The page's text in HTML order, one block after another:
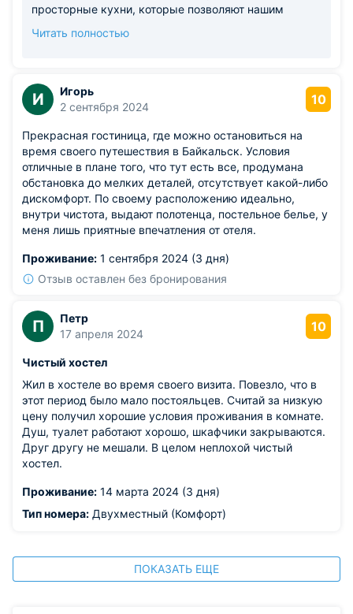
просторные кухни, которые позволяют нашим
принадлежности для готовки. Очень приятно
пребывание. Мы также гордимся тем, что можем
предложить нашим гостям превосходные условия,
такие как скидка на подъемники горы Соболиная и
доступ к бассейну, которые делают отдых еще
более приятным и насыщенным. Ваши слова
вдохновляют нашу команду продолжать
поддерживать высокий уровень сервиса. Мы
надеемся, что вы вернетесь к нам и снова ощутите
удовольствие от пребывания. Спасибо, что
поделились своим опытом и выбрали наш хостел
руководитель СПиР Елена Заплетина.
Читать полностью
И
Игорь
2 сентября 2024
10
Прекрасная гостиница, где можно остановиться на
время своего путешествия в Байкальск. Условия
отличные в плане того, что тут есть все, продумана
обстановка до мелких деталей, отсутствует какой-либо
дискомфорт. По своему расположению идеально,
внутри чистота, выдают полотенца, постельное белье, у
меня лишь приятные впечатления от отеля.
Проживание: 1 сентября 2024 (3 дня)
Отзыв оставлен без бронирования
П
Петр
17 апреля 2024
10
Чистый хостел
Жил в хостеле во время своего визита. Повезло, что в
этот период было мало постояльцев. Считай за низкую
цену получил хорошие условия проживания в комнате.
Душ, туалет работают хорошо, шкафчики закрываются.
Друг другу не мешали. В целом неплохой чистый
хостел.
Проживание: 14 марта 2024 (3 дня)
Тип номера: Двухместный (Комфорт)
ПОКАЗАТЬ ЕЩЕ